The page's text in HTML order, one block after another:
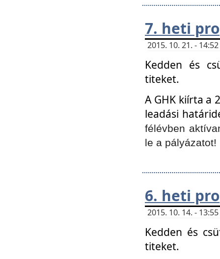
7. heti
2015. 10. 21. -
Kedden és
titeket.
A GHK kiírta a
leadási
félévben
le a pályázatot!
6. heti
2015. 10. 14. -
Kedden és
titeket.